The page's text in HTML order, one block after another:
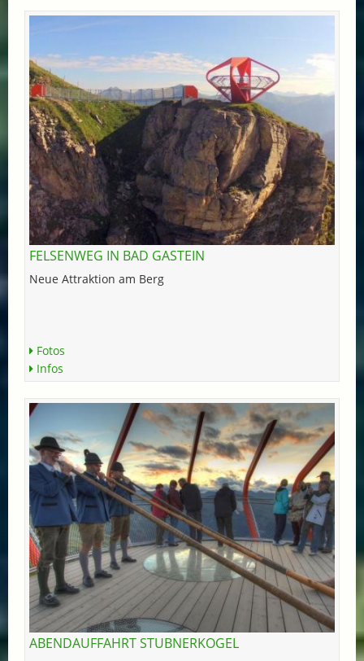
FELSENWEG IN BAD GASTEIN
Neue Attraktion am Berg
Fotos
Infos
ABENDAUFFAHRT STUBNERKOGEL